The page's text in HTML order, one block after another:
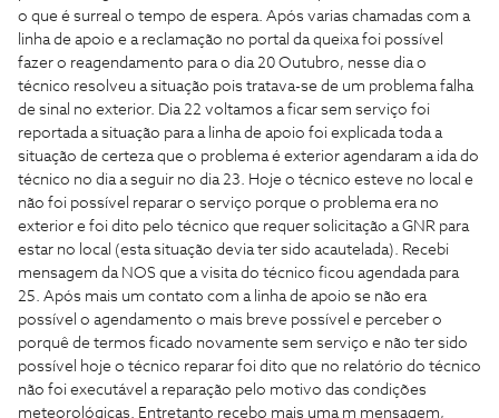
o que é surreal o tempo de espera. Após varias chamadas com a
linha de apoio e a reclamação no portal da queixa foi possível
fazer o reagendamento para o dia 20 Outubro, nesse dia o
técnico resolveu a situação pois tratava-se de um problema falha
de sinal no exterior. Dia 22 voltamos a ficar sem serviço foi
reportada a situação para a linha de apoio foi explicada toda a
situação de certeza que o problema é exterior agendaram a ida do
técnico no dia a seguir no dia 23. Hoje o técnico esteve no local e
não foi possível reparar o serviço porque o problema era no
exterior e foi dito pelo técnico que requer solicitação a GNR para
estar no local (esta situação devia ter sido acautelada). Recebi
mensagem da NOS que a visita do técnico ficou agendada para
25. Após mais um contato com a linha de apoio se não era
possível o agendamento o mais breve possível e perceber o
porquê de termos ficado novamente sem serviço e não ter sido
possível hoje o técnico reparar foi dito que no relatório do técnico
não foi executável a reparação pelo motivo das condições
meteorológicas. Entretanto recebo mais uma m mensagem,